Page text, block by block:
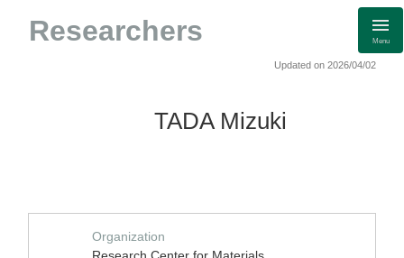
Researchers Menu
Updated on 2026/04/02
TADA Mizuki
Organization